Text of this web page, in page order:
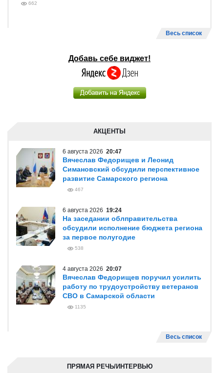
662
Весь список
Добавь себе виджет!
АКЦЕНТЫ
6 августа 2026 20:47
Вячеслав Федорищев и Леонид
Симановский обсудили перспективное
развитие Самарского региона
467
6 августа 2026 19:24
На заседании облправительства
обсудили исполнение бюджета региона
за первое полугодие
538
4 августа 2026 20:07
Вячеслав Федорищев поручил усилить
работу по трудоустройству ветеранов
СВО в Самарской области
1135
Весь список
ПРЯМАЯ РЕЧЬ/ИНТЕРВЬЮ